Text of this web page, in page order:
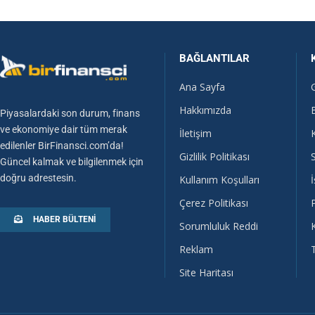
Piyasalardaki son durum, finans
ve ekonomiye dair tüm merak
edilenler BirFinansci.com’da!
Güncel kalmak ve bilgilenmek için
doğru adrestesin.
HABER BÜLTENI
BAĞLANTILAR
Ana Sayfa
Hakkımızda
İletişim
Gizlilik Politikası
Kullanım Koşulları
Çerez Politikası
Sorumluluk Reddi
Reklam
Site Haritası